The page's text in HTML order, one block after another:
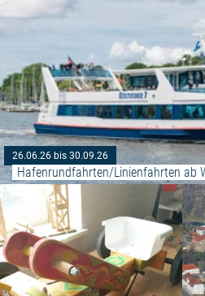
26.06.26 bis 30.09.26
Hafenrundfahrten/Linienfahrten ab